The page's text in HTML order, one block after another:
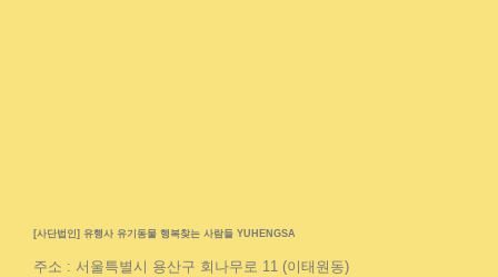
[사단법인] 유행사 유기동물 행복찾는 사람들 YUHENGSA
주소 : 서울특별시 용산구 회나무로 11 (이태원동)